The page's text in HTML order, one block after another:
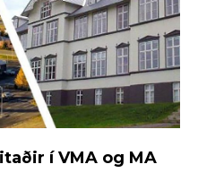
í VMA og MA